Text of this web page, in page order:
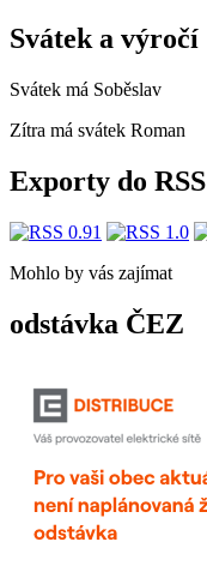
Svátek a výročí
Svátek má Soběslav
Zítra má svátek Roman
Exporty do RSS
Mohlo by vás zajímat
odstávka ČEZ